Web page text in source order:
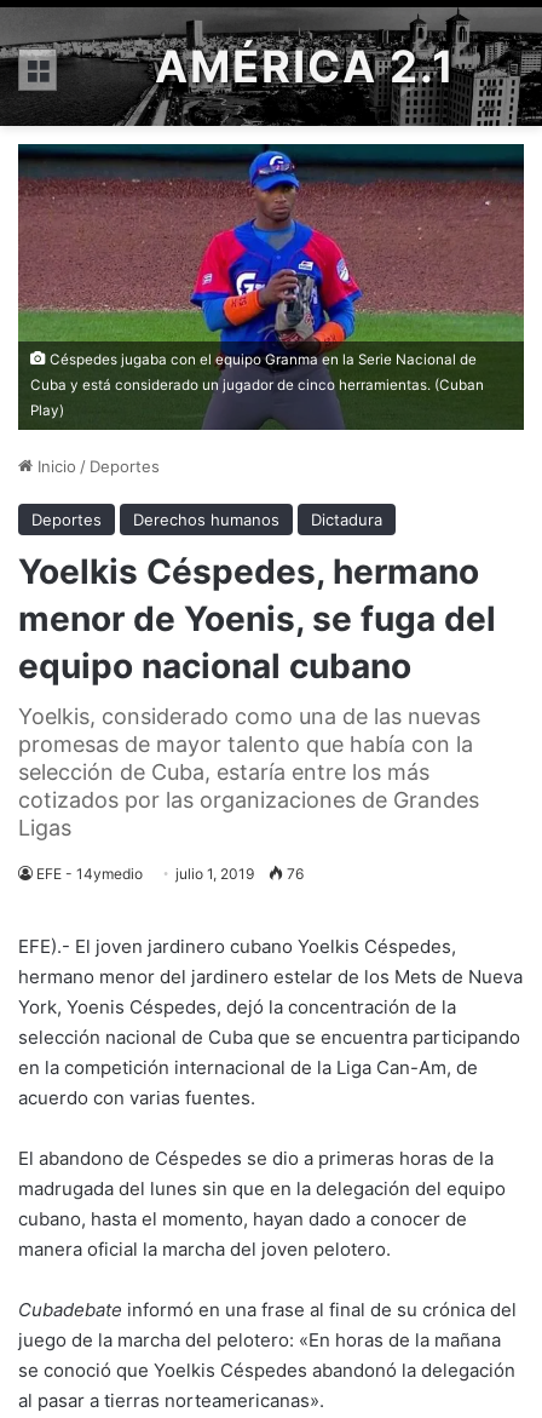
Menú AMÉRICA 2.1
Céspedes jugaba con el equipo Granma en la Serie Nacional de
Cuba y está considerado un jugador de cinco herramientas. (Cuban
Play)
Inicio / Deportes
Deportes Derechos humanos Dictadura
Yoelkis Céspedes, hermano
menor de Yoenis, se fuga del
equipo nacional cubano
Yoelkis, considerado como una de las nuevas
promesas de mayor talento que había con la
selección de Cuba, estaría entre los más
cotizados por las organizaciones de Grandes
Ligas
EFE - 14ymedio julio 1, 2019 76
EFE).- El joven jardinero cubano Yoelkis Céspedes,
hermano menor del jardinero estelar de los Mets de Nueva
York, Yoenis Céspedes, dejó la concentración de la
selección nacional de Cuba que se encuentra participando
en la competición internacional de la Liga Can-Am, de
acuerdo con varias fuentes.
El abandono de Céspedes se dio a primeras horas de la
madrugada del lunes sin que en la delegación del equipo
cubano, hasta el momento, hayan dado a conocer de
manera oficial la marcha del joven pelotero.
Cubadebate informó en una frase al final de su crónica del
juego de la marcha del pelotero: «En horas de la mañana
se conoció que Yoelkis Céspedes abandonó la delegación
al pasar a tierras norteamericanas».